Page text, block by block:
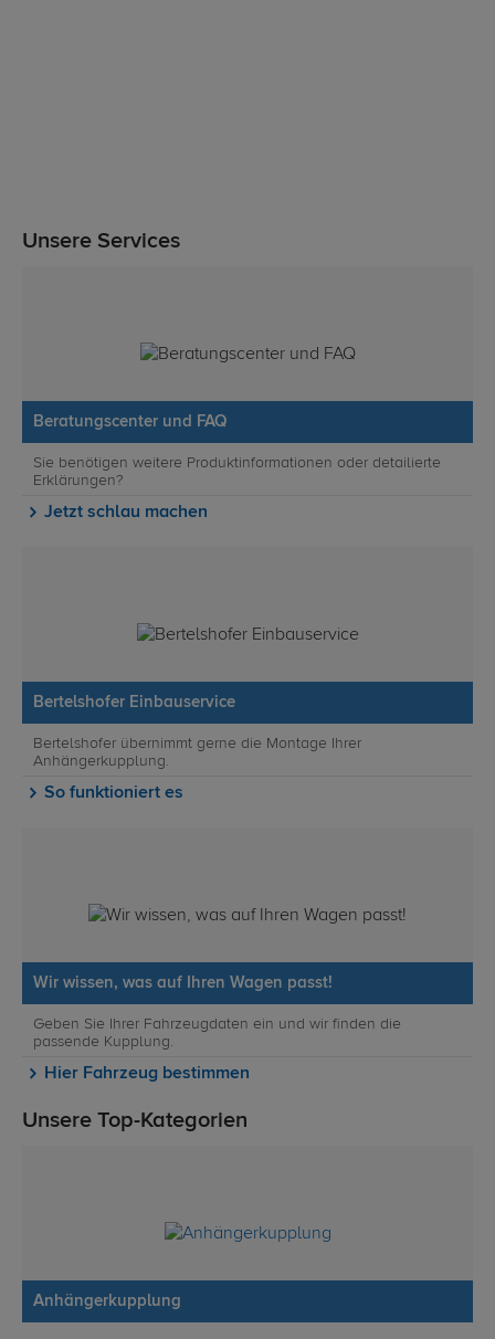
Unsere Services
Beratungscenter und FAQ
Sie benötigen weitere Produktinformationen oder detailierte
Erklärungen?
Jetzt schlau machen
Bertelshofer Einbauservice
Bertelshofer übernimmt gerne die Montage Ihrer
Anhängerkupplung.
So funktioniert es
Wir wissen, was auf Ihren Wagen passt!
Geben Sie Ihrer Fahrzeugdaten ein und wir finden die
passende Kupplung.
Hier Fahrzeug bestimmen
Unsere Top-Kategorien
Anhängerkupplung